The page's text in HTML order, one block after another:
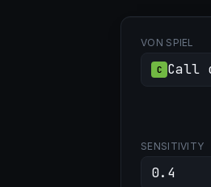
VON SPIEL
C Call
SENSITIVITY